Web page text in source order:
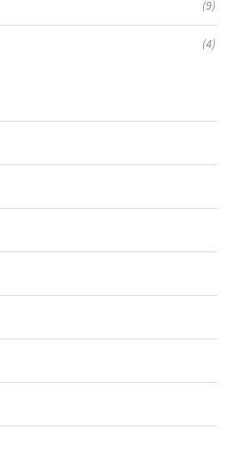
(9)
(4)